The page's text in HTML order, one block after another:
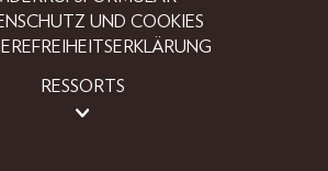
UND COOKIES
RESSORTS